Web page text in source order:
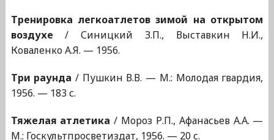
Тренировка легкоатлетов зимой на открытом
воздухе / Синицкий З.П., Выставкин Н.И.,
Коваленко А.Я. — 1956.
Три раунда / Пушкин В.В. — М.: Молодая гвардия,
1956. — 183 с.
Тяжелая атлетика / Мороз Р.П., Афанасьев А.А. —
М.: Госкультпросветиздат, 1956. — 20 с.